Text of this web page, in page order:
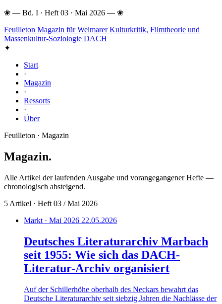
❀ — Bd. I · Heft 03 · Mai 2026 — ❀
Feuilleton Magazin für Weimarer Kulturkritik, Filmtheorie und
Massenkultur-Soziologie DACH
✦
Start
·
Magazin
·
Ressorts
·
Über
Feuilleton · Magazin
Magazin.
Alle Artikel der laufenden Ausgabe und vorangegangener Hefte —
chronologisch absteigend.
5 Artikel · Heft 03 / Mai 2026
Markt · Mai 2026 22.05.2026
Deutsches Literaturarchiv Marbach
seit 1955: Wie sich das DACH-
Literatur-Archiv organisiert
Auf der Schillerhöhe oberhalb des Neckars bewahrt das
Deutsche Literaturarchiv seit siebzig Jahren die Nachlässe der